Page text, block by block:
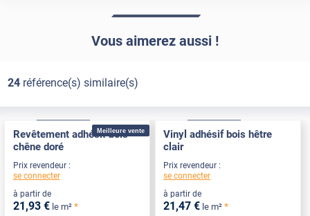
Vous aimerez aussi !
24référence(s) similaire(s)
Meilleure vente
Revêtement adhésif bois
chêne doré
Prix revendeur :
se connecter
à partir de
21 ,93 € le m² *
Vinyl adhésif bois hêtre
clair
Prix revendeur :
se connecter
à partir de
21 ,47 € le m² *